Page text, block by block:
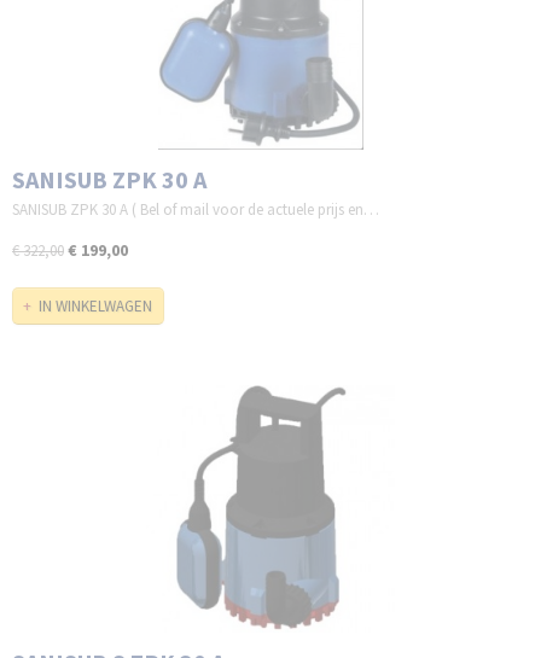
SANISUB ZPK 30 A
SANISUB ZPK 30 A ( Bel of mail voor de actuele prijs en…
€ 322,00€ 199,00
IN WINKELWAGEN